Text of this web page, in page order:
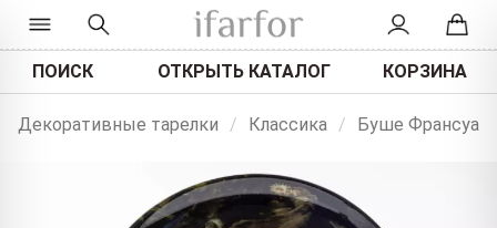
ПОИСК ОТКРЫТЬ КАТАЛОГ КОРЗИНА
Декоративные тарелки / Классика / Буше Франсуа